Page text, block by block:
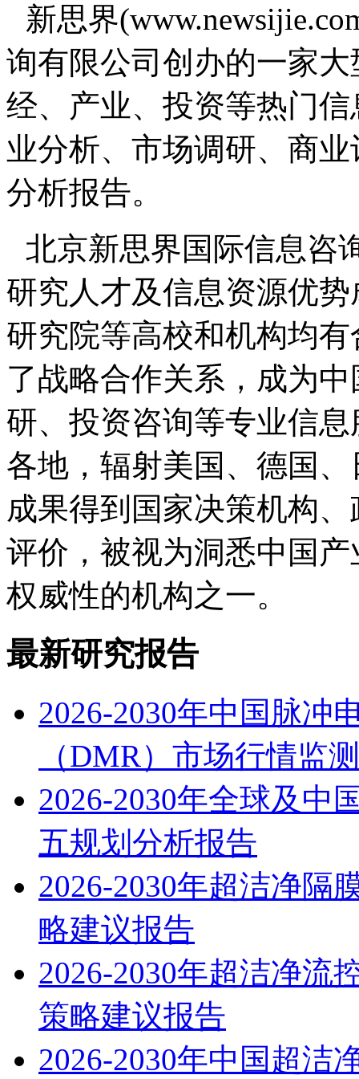
新思界
询有限公司创办的一家
经、产业、投资等热门
业分析、市场调研、商
分析报告。
北京新思界国际信息咨
研究人才及信息资源优
研究院等高校和机构均
了战略合作关系，成为
研、投资咨询等专业信
各地，辐射美国、德国
成果得到国家决策机构
评价，被视为洞悉中国
权威性的机构之一。
最新研究报告
2026-2030年中国脉冲
（DMR）市场行情监
2026-2030年全球及中
五规划分析报告
2026-2030年超洁净隔
略建议报告
2026-2030年超洁净流
策略建议报告
2026-2030年中国超洁